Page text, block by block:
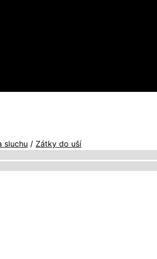
sluchu / Zátky do uší